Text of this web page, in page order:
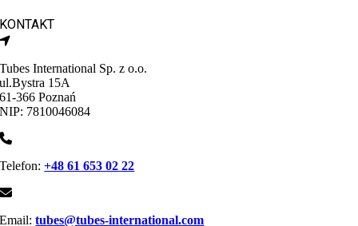
KONTAKT
Tubes International Sp. z o.o.
ul.Bystra 15A
61-366 Poznań
NIP: 7810046084
Telefon:+48 61 653 02 22
Email:tubes@tubes-international.com